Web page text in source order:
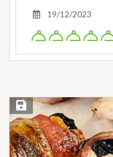
19/12/2023
Save Recipe